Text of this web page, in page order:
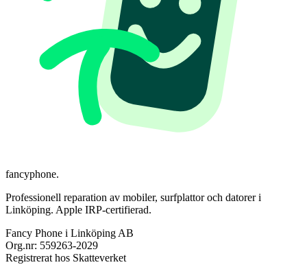
fancyphone.
Professionell reparation av mobiler, surfplattor och datorer i
Linköping. Apple IRP-certifierad.
Fancy Phone i Linköping AB
Org.nr: 559263-2029
Registrerat hos Skatteverket